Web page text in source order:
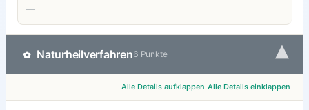
—
✿ Naturheilverfahren6 Punkte ▾
Alle Details aufklappen Alle Details einklappen